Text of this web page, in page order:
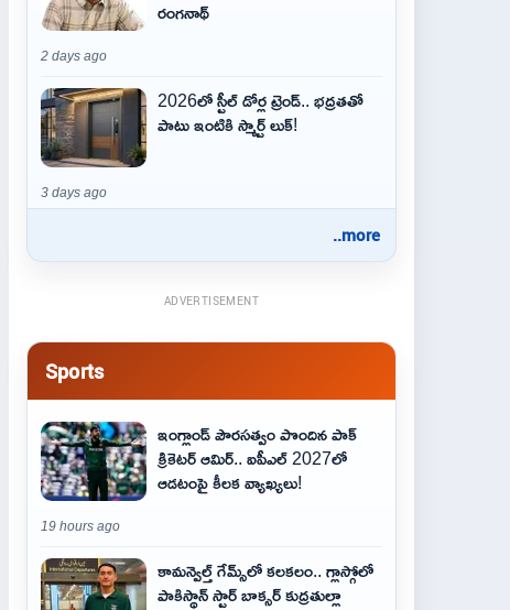
రంగనాథ్
2 days ago
2026లో స్టీల్ డోర్ల ట్రెండ్.. భద్రతతో
పాటు ఇంటికి స్మార్ట్ లుక్!
3 days ago
..more
ADVERTISEMENT
Sports
ఇంగ్లాండ్ పౌరసత్వం పొందిన పాక్
క్రికెటర్ ఆమిర్.. ఐపీఎల్ 2027లో
ఆడటంపై కీలక వ్యాఖ్యలు!
19 hours ago
కామన్వెల్త్ గేమ్స్‌లో కలకలం.. గ్లాస్గోలో
పాకిస్థాన్ స్టార్ బాక్సర్ కుద్రతుల్లా